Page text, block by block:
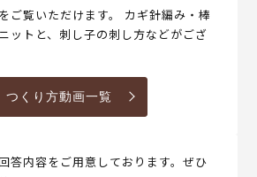
ご覧いただけます。 カギ針編み・棒
ットと、刺し子の刺し方などがござ
つくり方動画一覧
答内容をご用意しております。ぜひ